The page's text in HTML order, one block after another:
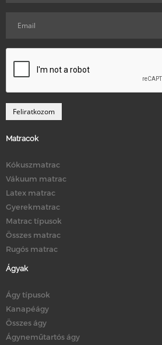
Matracok
Kókuszmatrac
Vákuum matrac
Latex matrac
Gyerekmatrac
Matrac típusok
Összes matrac
Rugós matrac
Ágyak
Ágy típusok
Kanapéágy
Összes ágy
Ágyneműtartós ágy